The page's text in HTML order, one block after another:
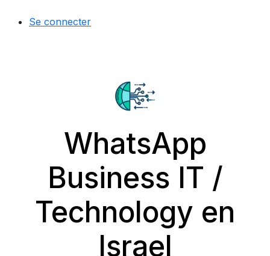
Se connecter
WhatsApp
Business IT /
Technology en
Israel